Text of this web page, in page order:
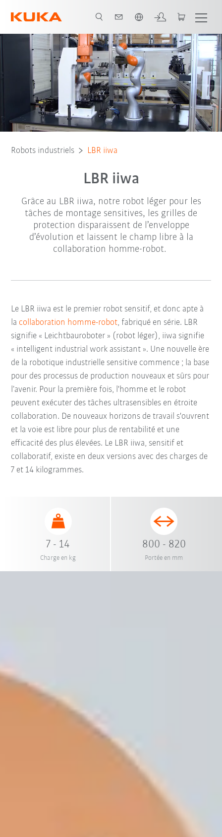
Alimentations en énergie Type de robot Applications
Robots industriels LBR iiwa
LBR iiwa
Grâce au LBR iiwa, notre robot léger pour les
tâches de montage sensitives, les grilles de
protection disparaissent de l’enveloppe
d’évolution et laissent le champ libre à la
collaboration homme-robot.
Le LBR iiwa est le premier robot sensitif, et donc apte à
la collaboration homme-robot, fabriqué en série. LBR
signifie « Leichtbauroboter » (robot léger), iiwa signifie
« intelligent industrial work assistant ». Une nouvelle ère
de la robotique industrielle sensitive commence ; la base
pour des processus de production nouveaux et sûrs pour
l’avenir. Pour la première fois, l'homme et le robot
peuvent exécuter des tâches ultrasensibles en étroite
collaboration. De nouveaux horizons de travail s'ouvrent
et la voie est libre pour plus de rentabilité et une
efficacité des plus élevées. Le LBR iiwa, sensitif et
collaboratif, existe en deux versions avec des charges de
7 et 14 kilogrammes.
7 - 14
Charge en kg
800 - 820
Portée en mm